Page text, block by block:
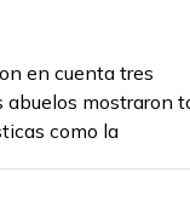
en cuenta tres
mostraron
como la